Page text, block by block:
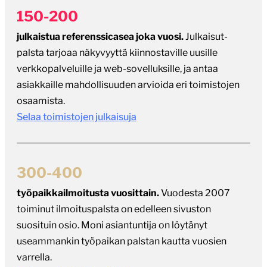
150-200
julkaistua referenssicasea joka vuosi.Julkaisut-
palsta tarjoaa näkyvyyttä kiinnostaville uusille
verkkopalveluille ja web-sovelluksille, ja antaa
asiakkaille mahdollisuuden arvioida eri toimistojen
osaamista.
Selaa toimistojen julkaisuja
300-400
työpaikkailmoitusta vuosittain.Vuodesta 2007
toiminut ilmoituspalsta on edelleen sivuston
suosituin osio. Moni asiantuntija on löytänyt
useammankin työpaikan palstan kautta vuosien
varrella.